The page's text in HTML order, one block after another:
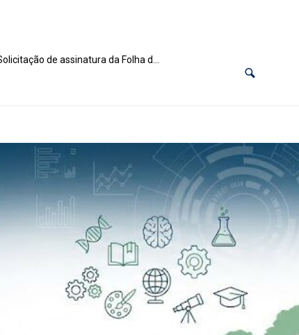
Solicitação de assinatura da Folha de Rosto